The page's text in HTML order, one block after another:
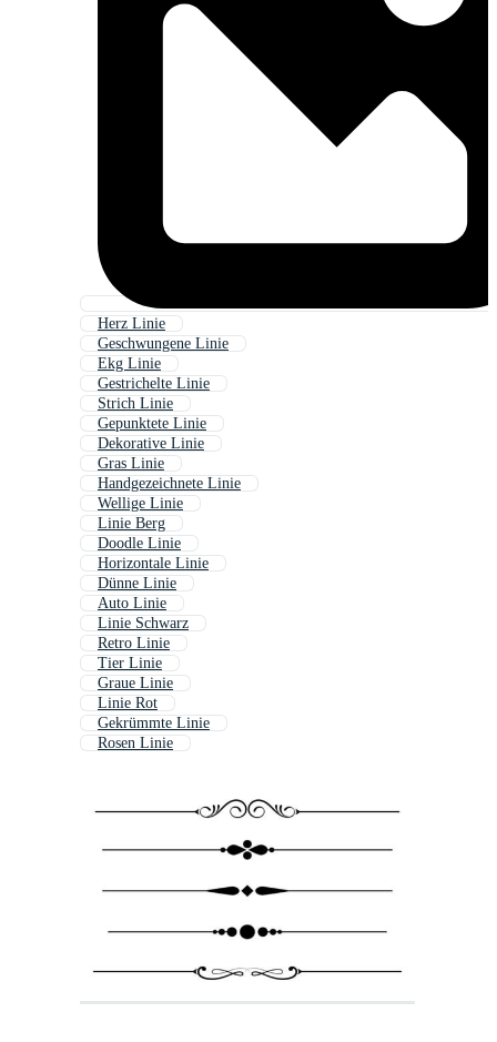
Herz Linie
Geschwungene Linie
Ekg Linie
Gestrichelte Linie
Strich Linie
Gepunktete Linie
Dekorative Linie
Gras Linie
Handgezeichnete Linie
Wellige Linie
Linie Berg
Doodle Linie
Horizontale Linie
Dünne Linie
Auto Linie
Linie Schwarz
Retro Linie
Tier Linie
Graue Linie
Linie Rot
Gekrümmte Linie
Rosen Linie